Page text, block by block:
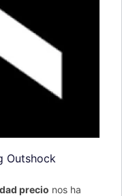
Outshock
precio nos ha